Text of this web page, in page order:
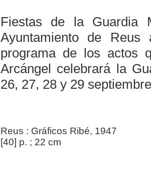
Fiestas de la Guardia
Ayuntamiento de
programa de los actos
Arcángel celebrará la
26, 27, 28 y 29
Reus : Gráficos Ribé, 1947
[40] p. ; 22 cm